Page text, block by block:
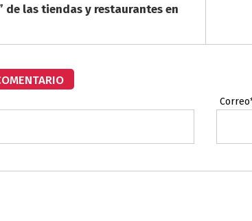
de las tiendas y restaurantes en